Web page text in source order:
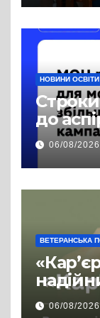
НОВИНИ ОСВІТИ
Строки
до
06/08/2026
ВЕТЕРАНСЬКА
06/08/2026